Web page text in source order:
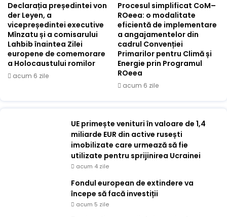
Declarația președintei von
der Leyen, a
vicepreședintei executive
Mînzatu și a comisarului
Lahbib înaintea Zilei
europene de comemorare
a Holocaustului romilor
acum 6 zile
Procesul simplificat CoM–
ROeea: o modalitate
eficientă de implementare
a angajamentelor din
cadrul Convenției
Primarilor pentru Climă și
Energie prin Programul
ROeea
acum 6 zile
UE primește venituri în valoare de 1,4
miliarde EUR din active rusești
imobilizate care urmează să fie
utilizate pentru sprijinirea Ucrainei
acum 4 zile
Fondul european de extindere va
începe să facă investiții
acum 5 zile